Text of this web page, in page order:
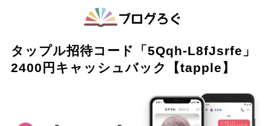
タップル招待コード「5Qqh-L8fJsrfe」
2400円キャッシュバック【tapple】